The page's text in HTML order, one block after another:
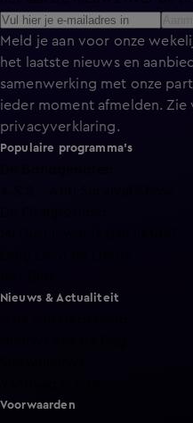
Meld je aan voor onze
het laatste nieuws en
samenwerking met onze
ieder moment afmelden.
privacyverklaring.
Populaire programma's
Nieuws & Actualiteit
Voorwaarden